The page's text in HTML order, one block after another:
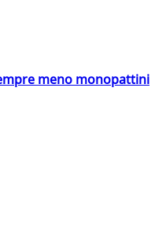
meno monopattini